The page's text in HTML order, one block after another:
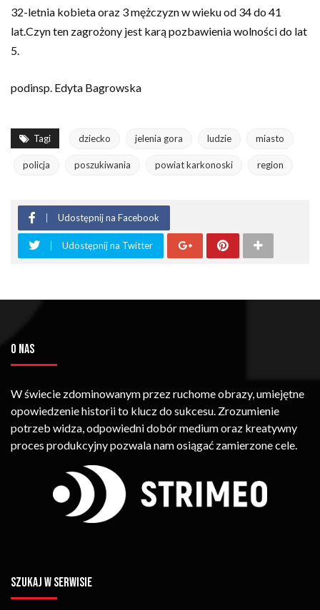
32-letnia kobieta oraz 3 mężczyzn w wieku od 34 do 41
lat.Czyn ten zagrożony jest karą pozbawienia wolności do lat
5.
podinsp. Edyta Bagrowska
Tagi dziecko jelenia gora ludzie miasto
policja poszukiwania powiat karkonoski region
Udostępnij na Facebook
Udostępnij na Twitter
O NAS
W świecie zdominowanym przez ruchome obrazy, umiejętne
opowiedzenie historii to klucz do sukcesu. Zrozumienie
potrzeb widza, odpowiedni dobór medium oraz kreatywny
proces produkcyjny pozwala nam osiągać zamierzone cele.
SZUKAJ W SERWISIE